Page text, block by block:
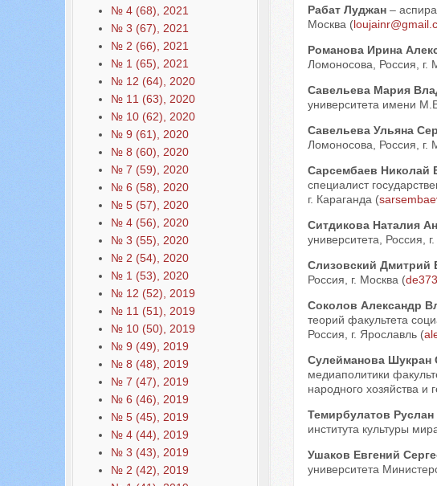
№ 4 (68), 2021
№ 3 (67), 2021
№ 2 (66), 2021
№ 1 (65), 2021
№ 12 (64), 2020
№ 11 (63), 2020
№ 10 (62), 2020
№ 9 (61), 2020
№ 8 (60), 2020
№ 7 (59), 2020
№ 6 (58), 2020
№ 5 (57), 2020
№ 4 (56), 2020
№ 3 (55), 2020
№ 2 (54), 2020
№ 1 (53), 2020
№ 12 (52), 2019
№ 11 (51), 2019
№ 10 (50), 2019
№ 9 (49), 2019
№ 8 (48), 2019
№ 7 (47), 2019
№ 6 (46), 2019
№ 5 (45), 2019
№ 4 (44), 2019
№ 3 (43), 2019
№ 2 (42), 2019
Рабат Луджан –
Москва (
Романова Ирина
Ломоносова, Россия, г.
Савельева Мария
университета имени
Савельева Ульяна
Ломоносова, Россия, г.
Сарсембаев Николай
специалист
г. Караганда (
Ситдикова Наталия
университета, Россия,
Слизовский Дмитрий
Россия, г. Москва (
Соколов Александр
теорий факультета
Россия, г. Ярославль (
Сулейманова Шукран
медиаполитики
народного хозяйства и
Темирбулатов Руслан
института культуры
Ушаков Евгений
университета